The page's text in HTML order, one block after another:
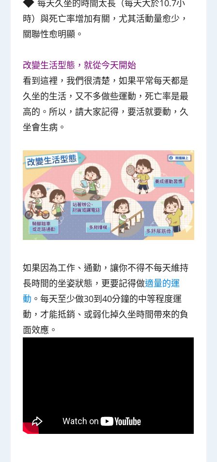
每天久坐的時間太長（每天大於10.7小
時）與死亡率增加有關，尤其活動量愈少，
關聯性愈明顯。
改變生活型態，就從今天開始
看到這裡，我們很清楚，如果平常每天都是
久坐的生活，又不多做些運動，死亡率是最
高的。所以，請大家記得， 要活就要動，久
坐會生病 。
如果因為工作、通勤，讓你不得不每天維持
長時間的坐姿狀態，更要記得做適量的運
動 。每天至少做30到40分鐘的中等程度運
動，才能抵銷、或弱化掉久坐時間帶來的負
面效應。